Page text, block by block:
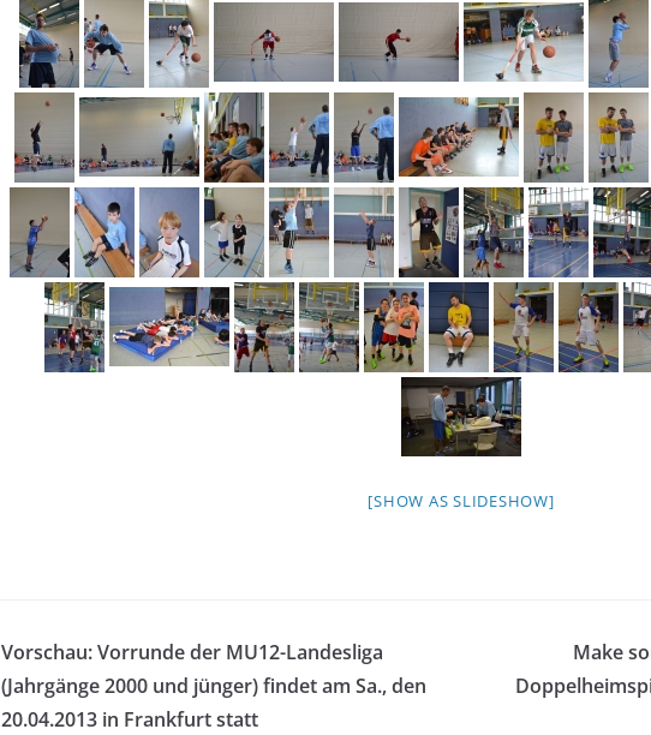
[SHOW AS SLIDESHOW]
Vorschau: Vorrunde der MU12-Landesliga
(Jahrgänge 2000 und jünger) findet am Sa., den
20.04.2013 in Frankfurt statt
Make